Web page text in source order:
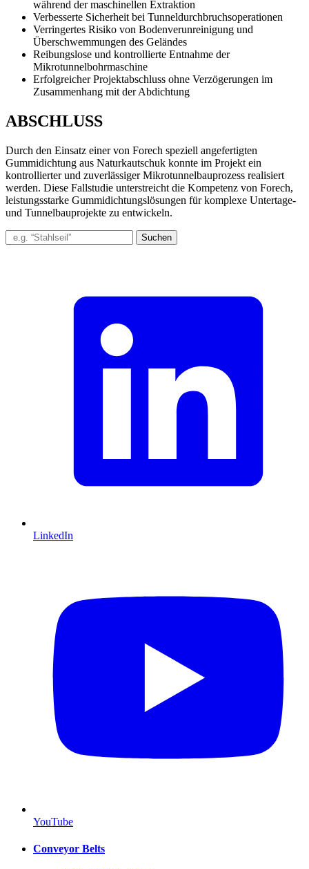
während der maschinellen Extraktion
Verbesserte Sicherheit bei Tunneldurchbruchsoperationen
Verringertes Risiko von Bodenverunreinigung und
Überschwemmungen des Geländes
Reibungslose und kontrollierte Entnahme der
Mikrotunnelbohrmaschine
Erfolgreicher Projektabschluss ohne Verzögerungen im
Zusammenhang mit der Abdichtung
ABSCHLUSS
Durch den Einsatz einer von Forech speziell angefertigten
Gummidichtung aus Naturkautschuk konnte im Projekt ein
kontrollierter und zuverlässiger Mikrotunnelbauprozess realisiert
werden. Diese Fallstudie unterstreicht die Kompetenz von Forech,
leistungsstarke Gummidichtungslösungen für komplexe Untertage-
und Tunnelbauprojekte zu entwickeln.
Suchen
LinkedIn
YouTube
Conveyor Belts